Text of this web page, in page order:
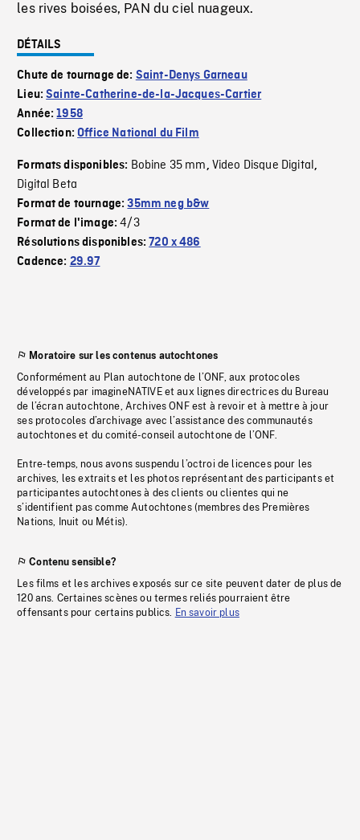
les rives boisées, PAN du ciel nuageux.
DÉTAILS
Chute de tournage de: Saint-Denys Garneau
Lieu:Sainte-Catherine-de-la-Jacques-Cartier
Année:1958
Collection:Office National du Film
Formats disponibles: Bobine 35 mm, Video Disque Digital,
Digital Beta
Format de tournage:35mm neg b&w
Format de l'image:4/3
Résolutions disponibles:720 x 486
Cadence: 29.97
Moratoire sur les contenus autochtones
Conformément au Plan autochtone de l’ONF, aux protocoles
développés par imagineNATIVE et aux lignes directrices du Bureau
de l’écran autochtone, Archives ONF est à revoir et à mettre à jour
ses protocoles d’archivage avec l’assistance des communautés
autochtones et du comité-conseil autochtone de l’ONF.
Entre-temps, nous avons suspendu l’octroi de licences pour les
archives, les extraits et les photos représentant des participants et
participantes autochtones à des clients ou clientes qui ne
s’identifient pas comme Autochtones (membres des Premières
Nations, Inuit ou Métis).
Contenu sensible?
Les films et les archives exposés sur ce site peuvent dater de plus de
120 ans. Certaines scènes ou termes reliés pourraient être
offensants pour certains publics. En savoir plus